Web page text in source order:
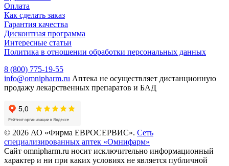
Оплата
Как сделать заказ
Гарантия качества
Дисконтная программа
Интересные статьи
Политика в отношении обработки персональных данных
8 (800) 775-19-55
info@omnipharm.ru Аптека не осуществляет дистанционную
продажу лекарственных препаратов и БАД
© 2026 АО «Фирма ЕВРОСЕРВИС». Сеть
специализированных аптек «Омнифарм»
Сайт omnipharm.ru носит исключительно информационный
характер и ни при каких условиях не является публичной